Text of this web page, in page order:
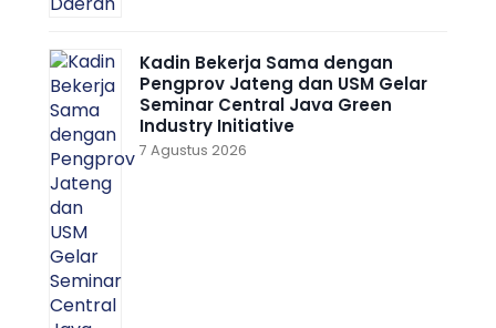
Kadin Bekerja Sama dengan
Pengprov Jateng dan USM Gelar
Seminar Central Java Green
Industry Initiative
7 Agustus 2026